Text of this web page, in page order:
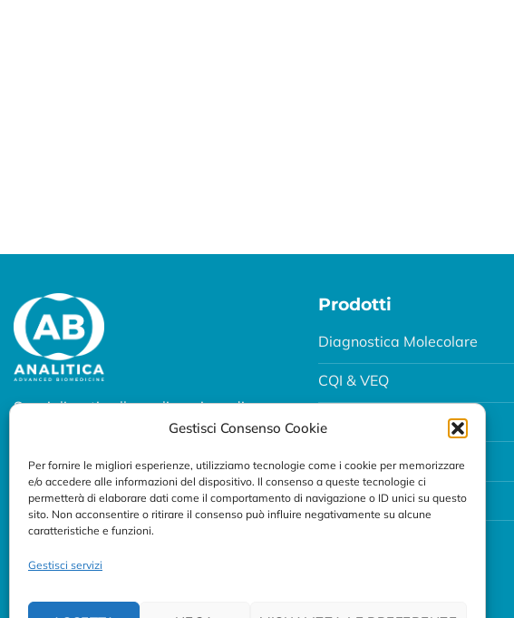
Gestisci Consenso Cookie
Per fornire le migliori esperienze, utilizziamo tecnologie come i cookie per memorizzare
e/o accedere alle informazioni del dispositivo. Il consenso a queste tecnologie ci
permetterà di elaborare dati come il comportamento di navigazione o ID unici su questo
sito. Non acconsentire o ritirare il consenso può influire negativamente su alcune
caratteristiche e funzioni.
Gestisci servizi
Specializzati nella realizzazione di
soluzioni diagnostiche per uso
Seguici su:
Prodotti
Diagnostica Molecolare
CQI & VEQ
Biobanking
Fertility e PMA
Breath Test